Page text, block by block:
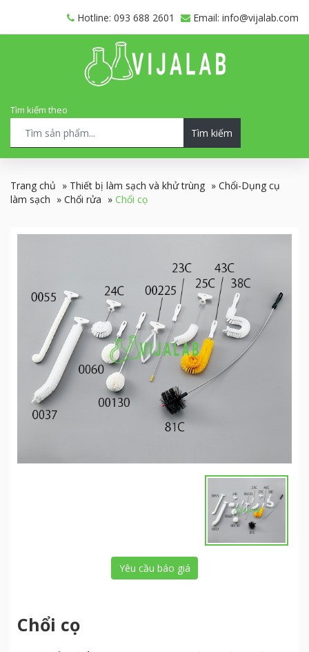
Hotline: 093 688 2601 Email: info@vijalab.com
Tìm kiếm theo
Tìm kiếm
Trang chủ » Thiết bị làm sạch và khử trùng » Chổi-Dụng cụ
làm sạch » Chổi rửa » Chổi cọ
Yêu cầu báo giá
Chổi cọ